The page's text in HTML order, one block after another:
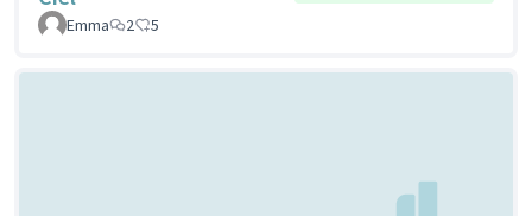
Emma
2 5